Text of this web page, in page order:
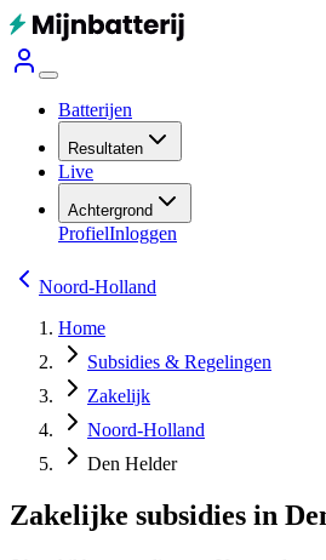
Batterijen
Resultaten
Live
Achtergrond
ProfielInloggen
Noord-Holland
Home
Subsidies & Regelingen
Zakelijk
Noord-Holland
Den Helder
Zakelijke subsidies in